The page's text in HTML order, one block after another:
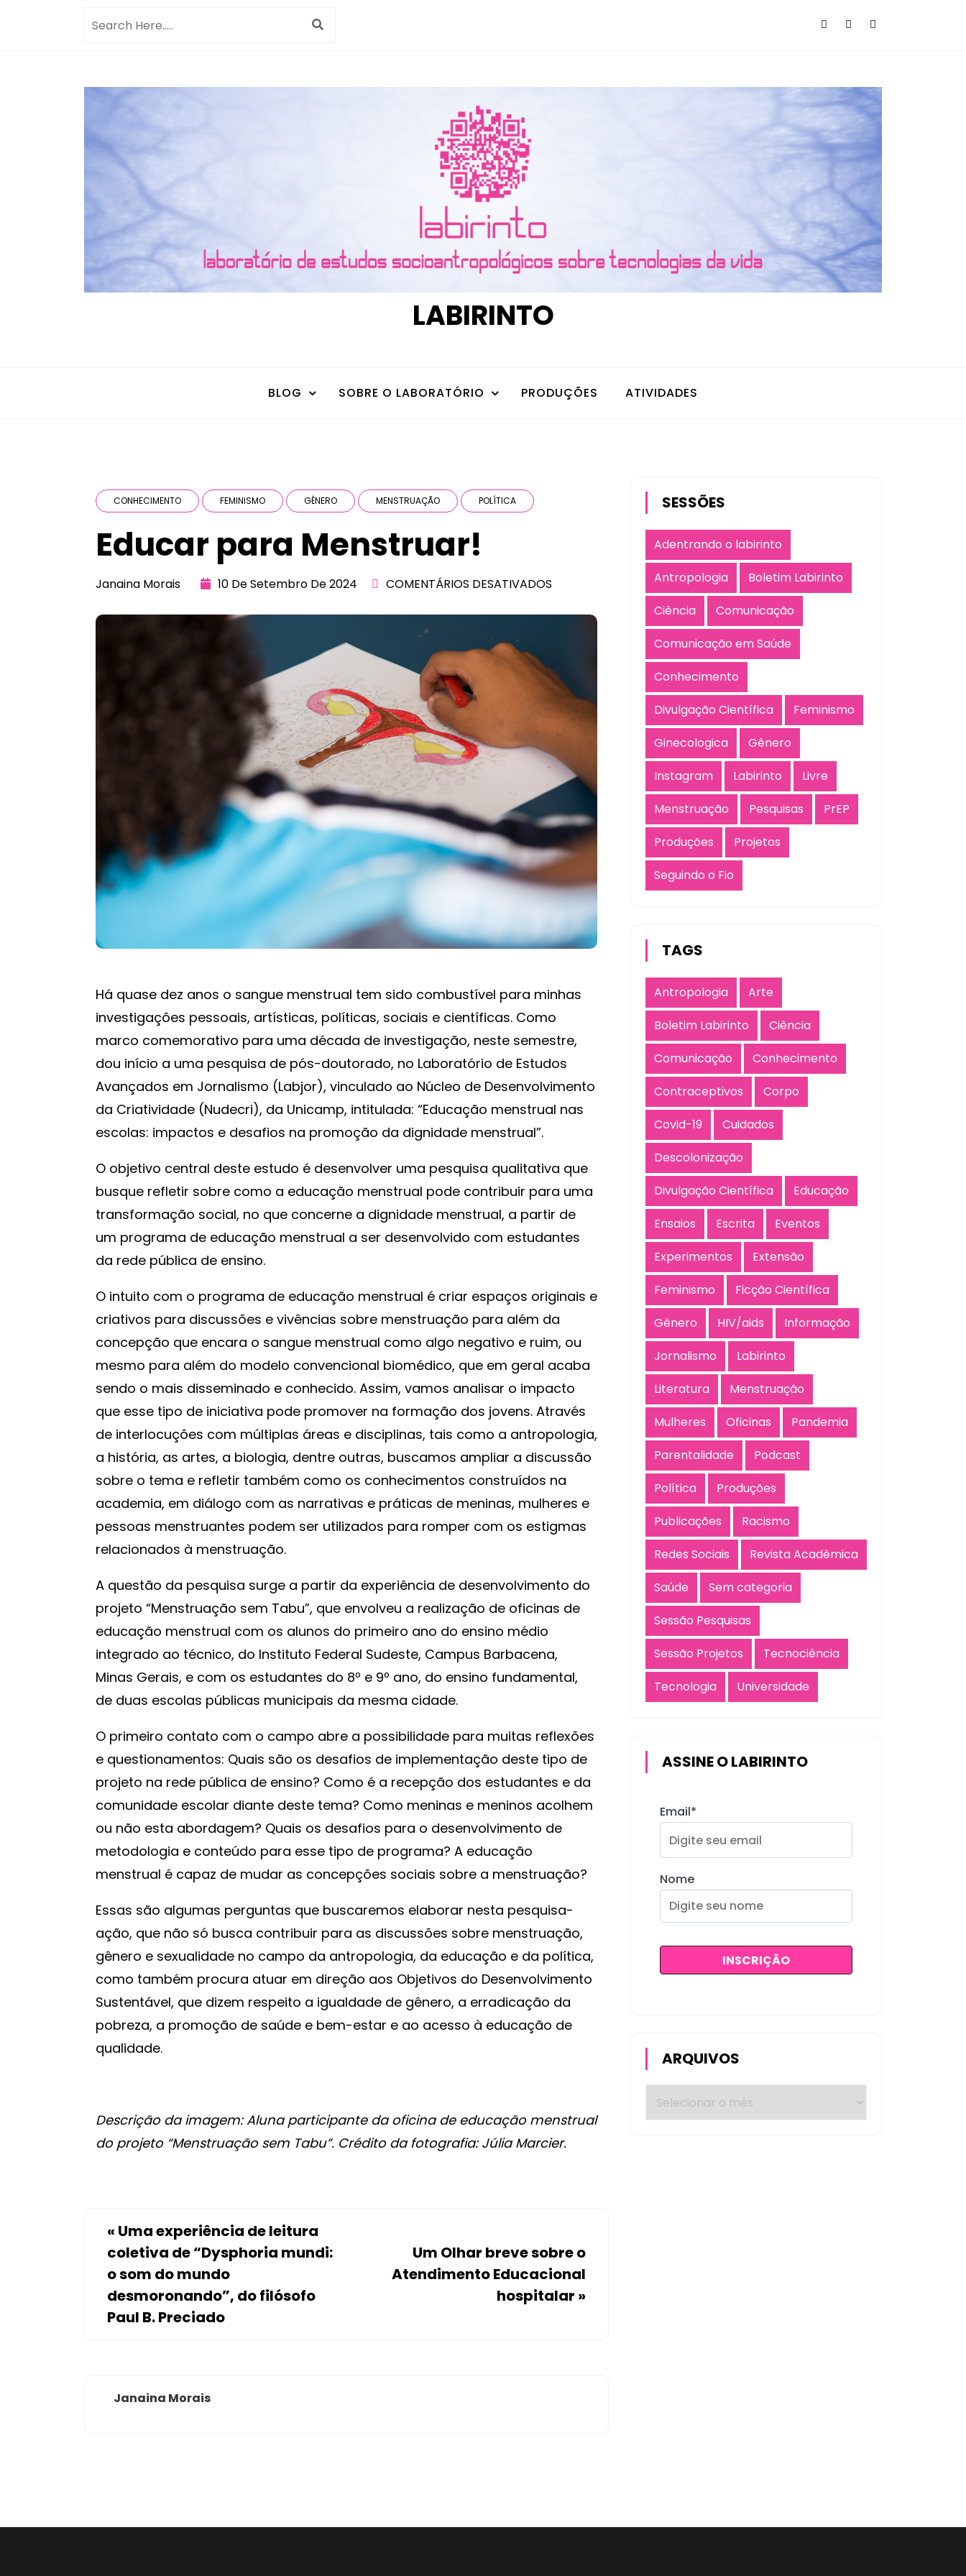
LABIRINTO
BLOG SOBRE O LABORATÓRIO PRODUÇÕES ATIVIDADES
CONHECIMENTO FEMINISMO GÊNERO MENSTRUAÇÃO POLÍTICA
Educar para Menstruar!
Janaina Morais 10 De Setembro De 2024 COMENTÁRIOS DESATIVADOS
Há quase dez anos o sangue menstrual tem sido combustível para minhas
investigações pessoais, artísticas, políticas, sociais e científicas. Como
marco comemorativo para uma década de investigação, neste semestre,
dou início a uma pesquisa de pós-doutorado, no Laboratório de Estudos
Avançados em Jornalismo (Labjor), vinculado ao Núcleo de Desenvolvimento
da Criatividade (Nudecri), da Unicamp, intitulada: “Educação menstrual nas
escolas: impactos e desafios na promoção da dignidade menstrual”.
O objetivo central deste estudo é desenvolver uma pesquisa qualitativa que
busque refletir sobre como a educação menstrual pode contribuir para uma
transformação social, no que concerne a dignidade menstrual, a partir de
um programa de educação menstrual a ser desenvolvido com estudantes
da rede pública de ensino.
O intuito com o programa de educação menstrual é criar espaços originais e
criativos para discussões e vivências sobre menstruação para além da
concepção que encara o sangue menstrual como algo negativo e ruim, ou
mesmo para além do modelo convencional biomédico, que em geral acaba
sendo o mais disseminado e conhecido. Assim, vamos analisar o impacto
que esse tipo de iniciativa pode promover na formação dos jovens. Através
de interlocuções com múltiplas áreas e disciplinas, tais como a antropologia,
a história, as artes, a biologia, dentre outras, buscamos ampliar a discussão
sobre o tema e refletir também como os conhecimentos construídos na
academia, em diálogo com as narrativas e práticas de meninas, mulheres e
pessoas menstruantes podem ser utilizados para romper com os estigmas
relacionados à menstruação.
A questão da pesquisa surge a partir da experiência de desenvolvimento do
projeto “Menstruação sem Tabu”, que envolveu a realização de oficinas de
educação menstrual com os alunos do primeiro ano do ensino médio
integrado ao técnico, do Instituto Federal Sudeste, Campus Barbacena,
Minas Gerais, e com os estudantes do 8º e 9º ano, do ensino fundamental,
de duas escolas públicas municipais da mesma cidade.
O primeiro contato com o campo abre a possibilidade para muitas reflexões
e questionamentos: Quais são os desafios de implementação deste tipo de
projeto na rede pública de ensino? Como é a recepção dos estudantes e da
comunidade escolar diante deste tema? Como meninas e meninos acolhem
ou não esta abordagem? Quais os desafios para o desenvolvimento de
metodologia e conteúdo para esse tipo de programa? A educação
menstrual é capaz de mudar as concepções sociais sobre a menstruação?
Essas são algumas perguntas que buscaremos elaborar nesta pesquisa-
ação, que não só busca contribuir para as discussões sobre menstruação,
gênero e sexualidade no campo da antropologia, da educação e da política,
como também procura atuar em direção aos Objetivos do Desenvolvimento
Sustentável, que dizem respeito a igualdade de gênero, a erradicação da
pobreza, a promoção de saúde e bem-estar e ao acesso à educação de
qualidade.
Descrição da imagem: Aluna participante da oficina de educação menstrual
do projeto “Menstruação sem Tabu”. Crédito da fotografia: Júlia Marcier.
« Uma experiência de leitura
coletiva de “Dysphoria mundi:
o som do mundo
desmoronando”, do filósofo
Paul B. Preciado
Um Olhar breve sobre o
Atendimento Educacional
hospitalar »
Janaina Morais
SESSÕES
Adentrando o labirinto
Antropologia
Boletim Labirinto
Ciência
Comunicação
Comunicação em Saúde
Conhecimento
Divulgação Científica
Feminismo
Ginecologica
Gênero
Instagram
Labirinto
Livre
Menstruação
Pesquisas
PrEP
Produções
Projetos
Seguindo o Fio
TAGS
Antropologia
Arte
Boletim Labirinto
Ciência
Comunicação
Conhecimento
Contraceptivos
Corpo
Covid-19
Cuidados
Descolonização
Divulgação Científica
Educação
Ensaios
Escrita
Eventos
Experimentos
Extensão
Feminismo
Ficção Científica
Gênero
HIV/aids
Informação
Jornalismo
Labirinto
Literatura
Menstruação
Mulheres
Oficinas
Pandemia
Parentalidade
Podcast
Política
Produções
Publicações
Racismo
Redes Sociais
Revista Acadêmica
Saúde
Sem categoria
Sessão Pesquisas
Sessão Projetos
Tecnociência
Tecnologia
Universidade
ASSINE O LABIRINTO
Email*
Nome
ARQUIVOS